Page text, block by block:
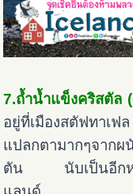
7.ถ้ำน้ำแข็งคริสตัล
อยู่ที่เมืองสตัฟทาเฟ
แปลกตามากๆจากผ
ตัน นับเป็นอีกหนึ่ง